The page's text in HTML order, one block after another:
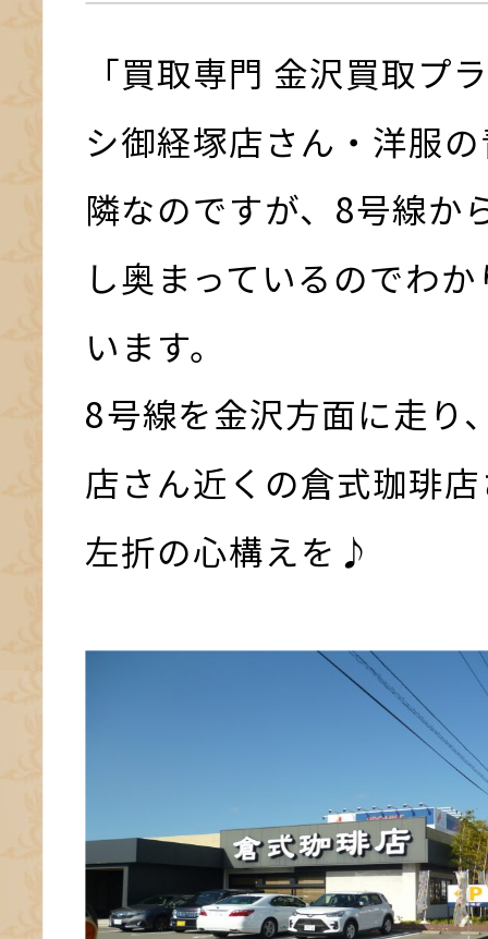
「買取専門 金沢買取プ
シ御経塚店さん・洋服
隣なのですが、8号線か
し奥まっているのでわ
います。
8号線を金沢方面に走り
店さん近くの倉式珈琲
左折の心構えを♪